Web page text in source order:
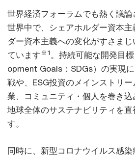
世界経済フォーラムでも熱く議論
世界中で、シェアホルダー資本
ダー資本主義への変化がすさま
ています※1。持続可能な開発目
opment Goals：SDGs）の実現
戦や、ESG投資のメインストリ
業、コミュニティ・個人を巻き込
地球全体のサステナビリティを直
す。
同時に、新型コロナウイルス感